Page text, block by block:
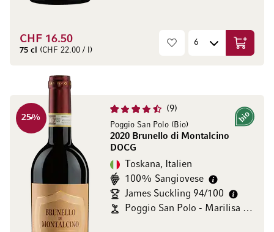
CHF 16.50
75 cl (CHF 22.00 / l) In den
9
Poggio San Polo (Bio)
2020 Brunello di Montalcino
DOCG
25% Bio
Toskana, Italien
100% Sangiovese
James Suckling 94/100
Poggio San Polo - Marilisa Allegrini